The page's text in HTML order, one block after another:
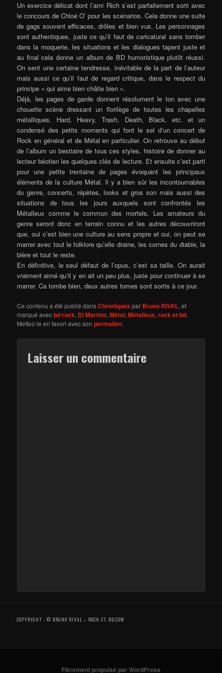
Un exercice délicat dont l’ami Rich s’est parfaitement sorti avec
le concours de Chloé O’ pour les scénarios. Cela donne une suite
de gags souvent efficaces, drôles et bien vus. Les personnages
sont authentiques, juste ce qu’il faut de caricatural sans tomber
dans la moquerie, les situations et les dialogues tapent juste et
au final cela donne un album de BD humoristique plutôt réussi.
On sent une certaine tendresse, inévitable de la part de l’auteur
mais aussi ce qu’il faut de regard critique, dans le respect du
principe « qui aime bien châtie bien ».
Déjà, les pages de garde donnent résolument le ton avec une
chouette scène dressant un florilège de toutes les chapelles
métalliques, Hard, Heavy, Trash, Death, Black, etc. et un
condensé des petits moments qui font le sel d’un concert de
Rock en général et de Métal en particulier. On retrouve au début
de l’album un bestiaire de tous ces styles, histoire de donner au
lecteur béotien les quelques clés de lecture. Et ensuite c’est parti
pour une petite trentaine de pages évoquant les principaux
éléments de la culture Métal. Il y a bien sûr les incontournables
du genre, concerts, répètes, looks et gros son mais aussi des
situations de tous les jours auxquels sont confrontés les
Métalleux comme le commun des mortels. Les amateurs du
genre seront donc en terrain connu et les autres découvriront
que, oui c’est bien une culture au sens propre et oui, on peut se
marrer avec tout le folklore qu’elle draine, les cornes du diable, la
bière et tout le reste.
En définitive, le seul défaut de l’opus, c’est sa taille. On aurait
vraiment aimé qu’il y en ait un peu plus, juste pour continuer à se
marrer. Ca tombe bien, deux autres tomes sont sortis à ce jour.
Ce contenu a été publié dansChroniquespar Bruno RIVAL, et
marqué avecbd rock, Di Martino,Métal,Métalleux,rock et bd.
Mettez-le en favori avec sonpermalien.
Laisser un commentaire
COPYRIGHT : © BRUNO RIVAL – ROCK-ET-BD.COM
Fièrement propulsé par WordPress